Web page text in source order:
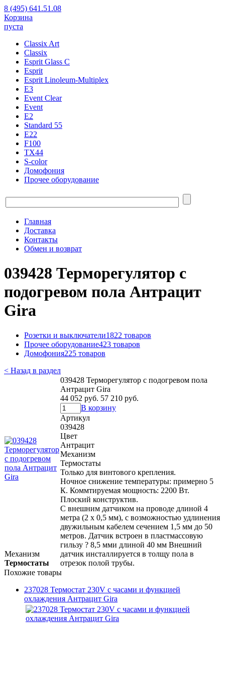
8 (495) 641.51.08
Корзина
пуста
Classix Art
Classix
Esprit Glass C
Esprit
Esprit Linoleum-Multiplex
E3
Event Clear
Event
E2
Standard 55
E22
F100
TX44
S-color
Домофония
Прочее оборудование
Главная
Доставка
Контакты
Обмен и возврат
039428 Терморегулятор с
подогревом пола Антрацит
Gira
Розетки и выключатели1822 товаров
Прочее оборудование423 товаров
Домофония225 товаров
< Назад в раздел
039428 Терморегулятор с подогревом пола
Антрацит Gira
44 052 руб. 57 210 руб.
В корзину
Артикул
039428
Цвет
Антрацит
Механизм
Термостаты
Только для винтового крепления.
Ночное снижение температуры: примерно 5
К. Коммтируемая мощность: 2200 Вт.
Плоский конструктив.
С внешним датчиком на проводе длиной 4
метра (2 х 0,5 мм), с возможностью удлинения
двужильным кабелем сечением 1,5 мм до 50
метров. Датчик встроен в пластмассовую
гильзу ? 8,5 мми длиной 40 мм Внешний
датчик инсталлируется в толщу пола в
отрезок полой трубы.
Механизм
Термостаты
Похожие товары
237028 Термостат 230V с часами и функцией
охлаждения Антрацит Gira